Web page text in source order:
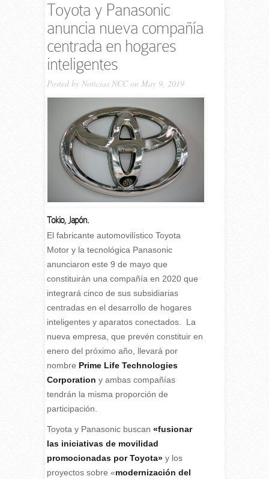
Toyota y Panasonic
anuncia nueva compañía
centrada en hogares
inteligentes
Posted by Noticias NCCon May 9, 2019
Tokio, Japón.
El fabricante automovilístico Toyota
Motor y la tecnológica Panasonic
anunciaron este 9 de mayo que
constituirán una compañía en 2020 que
integrará cinco de sus subsidiarias
centradas en el desarrollo de hogares
inteligentes y aparatos conectados. La
nueva empresa, que prevén constituir en
enero del próximo año, llevará por
nombre Prime Life Technologies
Corporation y ambas compañías
tendrán la misma proporción de
participación.
Toyota y Panasonic buscan «fusionar
las iniciativas de movilidad
promocionadas por Toyota»y los
proyectos sobre «modernización del